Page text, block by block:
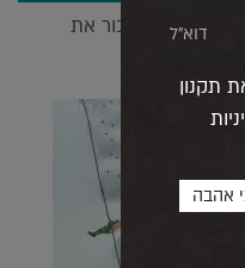
הרחצה ולעבור את
תקנון